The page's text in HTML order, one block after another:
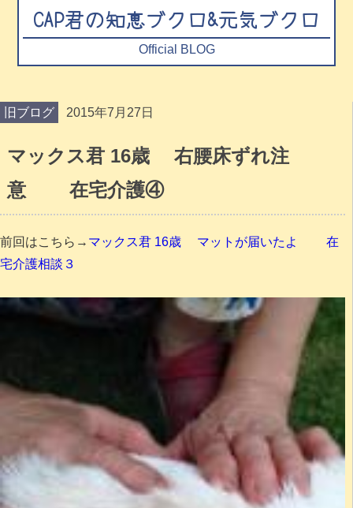
CAP君の知恵ブクロ&元気ブクロ
Official BLOG
旧ブログ 2015年7月27日
マックス君 16歳 右腰床ずれ注
意 在宅介護④
前回はこちら→ マックス君 16歳 マットが届いたよ 在
宅介護相談３